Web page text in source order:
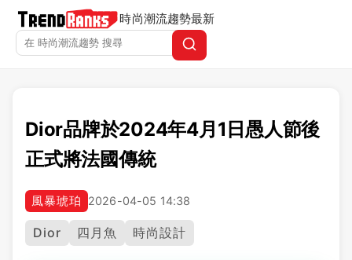
時尚潮流趨勢最新
Dior品牌於2024年4月1日愚人節後
正式將法國傳統
風暴琥珀 2026-04-05 14:38
Dior 四月魚 時尚設計